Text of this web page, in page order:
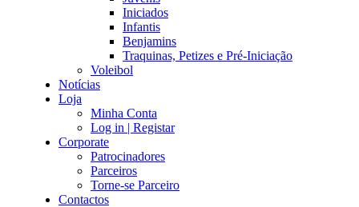
Iniciados
Infantis
Benjamins
Traquinas, Petizes e Pré-Iniciação
Voleibol
Notícias
Loja
Minha Conta
Log in | Registar
Corporate
Patrocinadores
Parceiros
Torne-se Parceiro
Contactos